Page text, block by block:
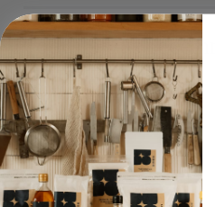
2cm x 2cm x 19cm
Produits vus